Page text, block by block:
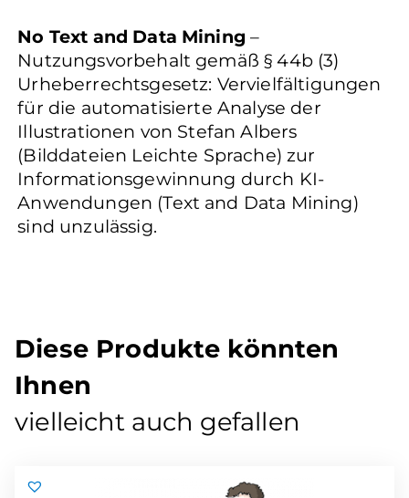
No Text and Data Mining –
Nutzungsvorbehalt gemäß § 44b (3)
Urheberrechtsgesetz: Vervielfältigungen
für die automatisierte Analyse der
Illustrationen von Stefan Albers
(Bilddateien Leichte Sprache) zur
Informationsgewinnung durch KI-
Anwendungen (Text and Data Mining)
sind unzulässig.
Diese Produkte könnten
Ihnen
vielleicht auch gefallen